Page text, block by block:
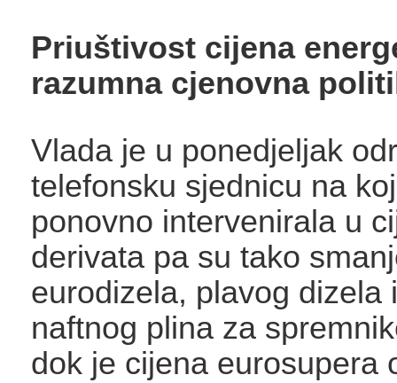
Priuštivost cijena
razumna cjenovna
Vlada je u ponedjeljak
telefonsku sjednicu na
ponovno intervenirala u
derivata pa su tako
eurodizela, plavog dizela
naftnog plina za
dok je cijena eurosupera